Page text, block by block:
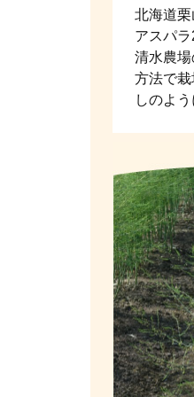
北海道
アスパラ
清水農
方法で
しのよ